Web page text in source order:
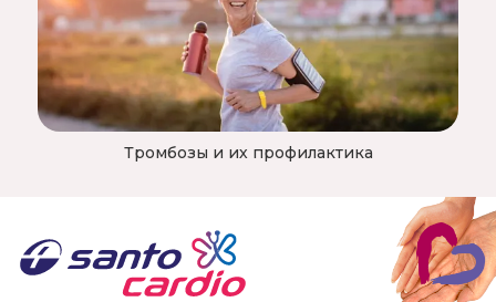
Тромбозы и их профилактика